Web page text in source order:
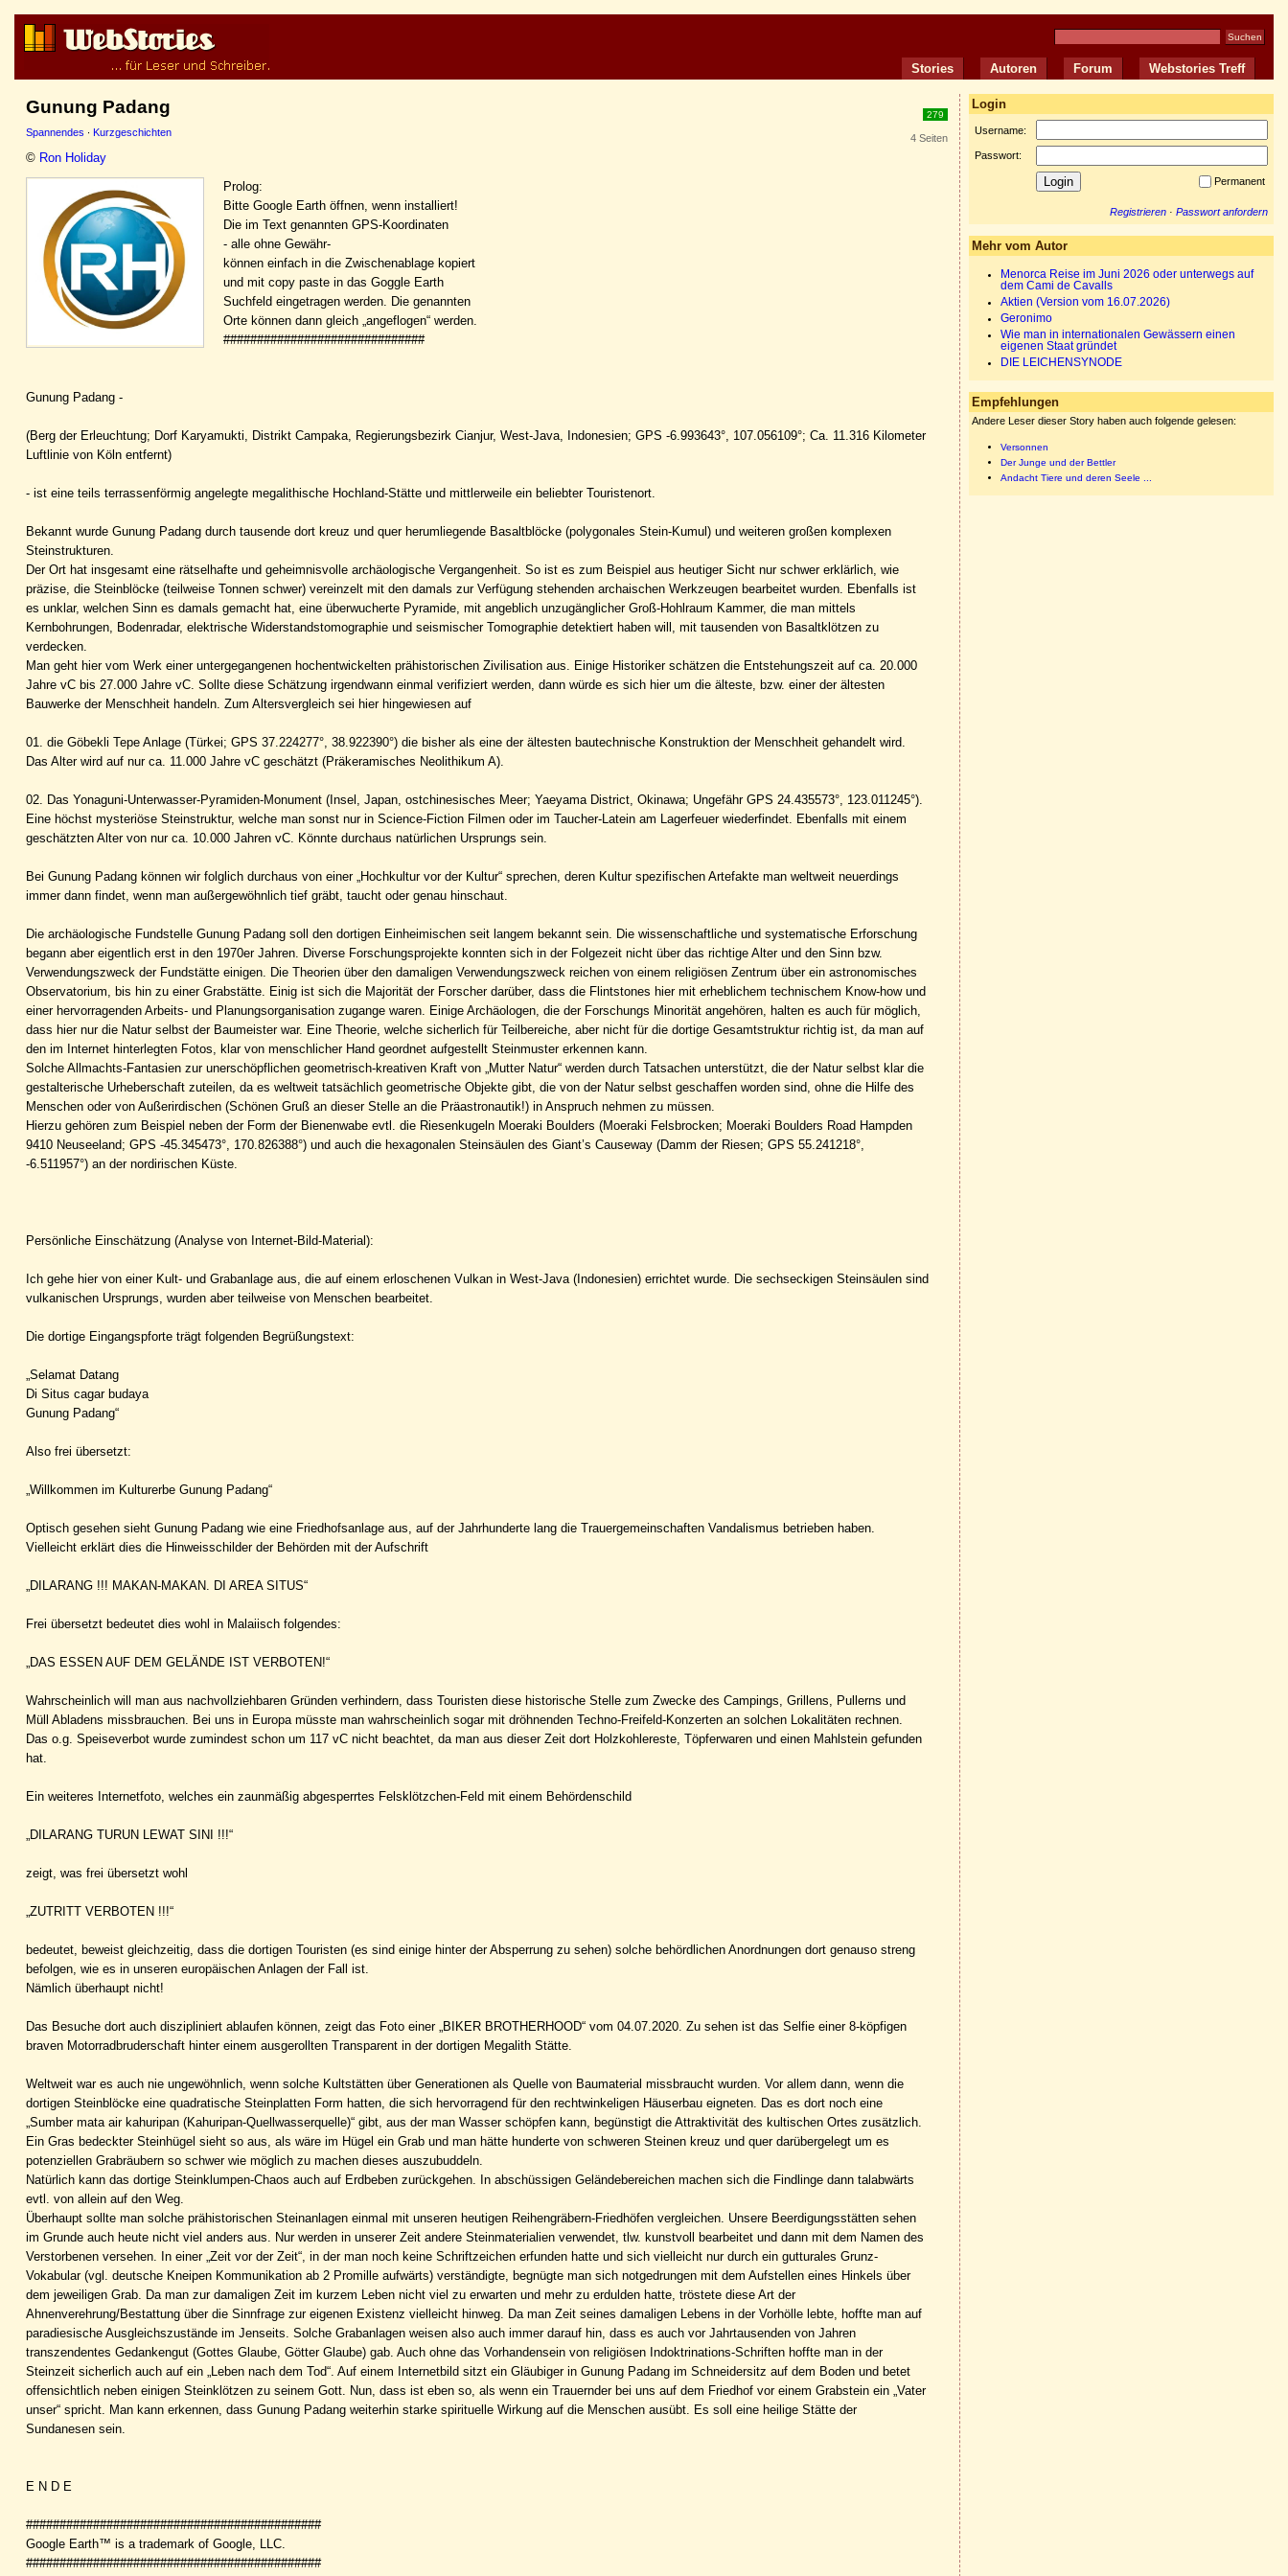
Stories Autoren Forum Webstories Treff
279
4 Seiten
Gunung Padang
Spannendes · Kurzgeschichten
© Ron Holiday
Prolog:
Bitte Google Earth öffnen, wenn installiert!
Die im Text genannten GPS-Koordinaten
- alle ohne Gewähr-
können einfach in die Zwischenablage kopiert
und mit copy paste in das Goggle Earth
Suchfeld eingetragen werden. Die genannten
Orte können dann gleich „angeflogen“ werden.
##############################
Gunung Padang -
(Berg der Erleuchtung; Dorf Karyamukti, Distrikt Campaka, Regierungsbezirk Cianjur, West-Java, Indonesien; GPS -6.993643°, 107.056109°; Ca. 11.316 Kilometer
Luftlinie von Köln entfernt)
- ist eine teils terrassenförmig angelegte megalithische Hochland-Stätte und mittlerweile ein beliebter Touristenort.
Bekannt wurde Gunung Padang durch tausende dort kreuz und quer herumliegende Basaltblöcke (polygonales Stein-Kumul) und weiteren großen komplexen
Steinstrukturen.
Der Ort hat insgesamt eine rätselhafte und geheimnisvolle archäologische Vergangenheit. So ist es zum Beispiel aus heutiger Sicht nur schwer erklärlich, wie
präzise, die Steinblöcke (teilweise Tonnen schwer) vereinzelt mit den damals zur Verfügung stehenden archaischen Werkzeugen bearbeitet wurden. Ebenfalls ist
es unklar, welchen Sinn es damals gemacht hat, eine überwucherte Pyramide, mit angeblich unzugänglicher Groß-Hohlraum Kammer, die man mittels
Kernbohrungen, Bodenradar, elektrische Widerstandstomographie und seismischer Tomographie detektiert haben will, mit tausenden von Basaltklötzen zu
verdecken.
Man geht hier vom Werk einer untergegangenen hochentwickelten prähistorischen Zivilisation aus. Einige Historiker schätzen die Entstehungszeit auf ca. 20.000
Jahre vC bis 27.000 Jahre vC. Sollte diese Schätzung irgendwann einmal verifiziert werden, dann würde es sich hier um die älteste, bzw. einer der ältesten
Bauwerke der Menschheit handeln. Zum Altersvergleich sei hier hingewiesen auf
01. die Göbekli Tepe Anlage (Türkei; GPS 37.224277°, 38.922390°) die bisher als eine der ältesten bautechnische Konstruktion der Menschheit gehandelt wird.
Das Alter wird auf nur ca. 11.000 Jahre vC geschätzt (Präkeramisches Neolithikum A).
02. Das Yonaguni-Unterwasser-Pyramiden-Monument (Insel, Japan, ostchinesisches Meer; Yaeyama District, Okinawa; Ungefähr GPS 24.435573°, 123.011245°).
Eine höchst mysteriöse Steinstruktur, welche man sonst nur in Science-Fiction Filmen oder im Taucher-Latein am Lagerfeuer wiederfindet. Ebenfalls mit einem
geschätzten Alter von nur ca. 10.000 Jahren vC. Könnte durchaus natürlichen Ursprungs sein.
Bei Gunung Padang können wir folglich durchaus von einer „Hochkultur vor der Kultur“ sprechen, deren Kultur spezifischen Artefakte man weltweit neuerdings
immer dann findet, wenn man außergewöhnlich tief gräbt, taucht oder genau hinschaut.
Die archäologische Fundstelle Gunung Padang soll den dortigen Einheimischen seit langem bekannt sein. Die wissenschaftliche und systematische Erforschung
begann aber eigentlich erst in den 1970er Jahren. Diverse Forschungsprojekte konnten sich in der Folgezeit nicht über das richtige Alter und den Sinn bzw.
Verwendungszweck der Fundstätte einigen. Die Theorien über den damaligen Verwendungszweck reichen von einem religiösen Zentrum über ein astronomisches
Observatorium, bis hin zu einer Grabstätte. Einig ist sich die Majorität der Forscher darüber, dass die Flintstones hier mit erheblichem technischem Know-how und
einer hervorragenden Arbeits- und Planungsorganisation zugange waren. Einige Archäologen, die der Forschungs Minorität angehören, halten es auch für möglich,
dass hier nur die Natur selbst der Baumeister war. Eine Theorie, welche sicherlich für Teilbereiche, aber nicht für die dortige Gesamtstruktur richtig ist, da man auf
den im Internet hinterlegten Fotos, klar von menschlicher Hand geordnet aufgestellt Steinmuster erkennen kann.
Solche Allmachts-Fantasien zur unerschöpflichen geometrisch-kreativen Kraft von „Mutter Natur“ werden durch Tatsachen unterstützt, die der Natur selbst klar die
gestalterische Urheberschaft zuteilen, da es weltweit tatsächlich geometrische Objekte gibt, die von der Natur selbst geschaffen worden sind, ohne die Hilfe des
Menschen oder von Außerirdischen (Schönen Gruß an dieser Stelle an die Präastronautik!) in Anspruch nehmen zu müssen.
Hierzu gehören zum Beispiel neben der Form der Bienenwabe evtl. die Riesenkugeln Moeraki Boulders (Moeraki Felsbrocken; Moeraki Boulders Road Hampden
9410 Neuseeland; GPS -45.345473°, 170.826388°) und auch die hexagonalen Steinsäulen des Giant’s Causeway (Damm der Riesen; GPS 55.241218°,
-6.511957°) an der nordirischen Küste.
Persönliche Einschätzung (Analyse von Internet-Bild-Material):
Ich gehe hier von einer Kult- und Grabanlage aus, die auf einem erloschenen Vulkan in West-Java (Indonesien) errichtet wurde. Die sechseckigen Steinsäulen sind
vulkanischen Ursprungs, wurden aber teilweise von Menschen bearbeitet.
Die dortige Eingangspforte trägt folgenden Begrüßungstext:
„Selamat Datang
Di Situs cagar budaya
Gunung Padang“
Also frei übersetzt:
„Willkommen im Kulturerbe Gunung Padang“
Optisch gesehen sieht Gunung Padang wie eine Friedhofsanlage aus, auf der Jahrhunderte lang die Trauergemeinschaften Vandalismus betrieben haben.
Vielleicht erklärt dies die Hinweisschilder der Behörden mit der Aufschrift
„DILARANG !!! MAKAN-MAKAN. DI AREA SITUS“
Frei übersetzt bedeutet dies wohl in Malaiisch folgendes:
„DAS ESSEN AUF DEM GELÄNDE IST VERBOTEN!“
Wahrscheinlich will man aus nachvollziehbaren Gründen verhindern, dass Touristen diese historische Stelle zum Zwecke des Campings, Grillens, Pullerns und
Müll Abladens missbrauchen. Bei uns in Europa müsste man wahrscheinlich sogar mit dröhnenden Techno-Freifeld-Konzerten an solchen Lokalitäten rechnen.
Das o.g. Speiseverbot wurde zumindest schon um 117 vC nicht beachtet, da man aus dieser Zeit dort Holzkohlereste, Töpferwaren und einen Mahlstein gefunden
hat.
Ein weiteres Internetfoto, welches ein zaunmäßig abgesperrtes Felsklötzchen-Feld mit einem Behördenschild
„DILARANG TURUN LEWAT SINI !!!“
zeigt, was frei übersetzt wohl
„ZUTRITT VERBOTEN !!!“
bedeutet, beweist gleichzeitig, dass die dortigen Touristen (es sind einige hinter der Absperrung zu sehen) solche behördlichen Anordnungen dort genauso streng
befolgen, wie es in unseren europäischen Anlagen der Fall ist.
Nämlich überhaupt nicht!
Das Besuche dort auch diszipliniert ablaufen können, zeigt das Foto einer „BIKER BROTHERHOOD“ vom 04.07.2020. Zu sehen ist das Selfie einer 8-köpfigen
braven Motorradbruderschaft hinter einem ausgerollten Transparent in der dortigen Megalith Stätte.
Weltweit war es auch nie ungewöhnlich, wenn solche Kultstätten über Generationen als Quelle von Baumaterial missbraucht wurden. Vor allem dann, wenn die
dortigen Steinblöcke eine quadratische Steinplatten Form hatten, die sich hervorragend für den rechtwinkeligen Häuserbau eigneten. Das es dort noch eine
„Sumber mata air kahuripan (Kahuripan-Quellwasserquelle)“ gibt, aus der man Wasser schöpfen kann, begünstigt die Attraktivität des kultischen Ortes zusätzlich.
Ein Gras bedeckter Steinhügel sieht so aus, als wäre im Hügel ein Grab und man hätte hunderte von schweren Steinen kreuz und quer darübergelegt um es
potenziellen Grabräubern so schwer wie möglich zu machen dieses auszubuddeln.
Natürlich kann das dortige Steinklumpen-Chaos auch auf Erdbeben zurückgehen. In abschüssigen Geländebereichen machen sich die Findlinge dann talabwärts
evtl. von allein auf den Weg.
Überhaupt sollte man solche prähistorischen Steinanlagen einmal mit unseren heutigen Reihengräbern-Friedhöfen vergleichen. Unsere Beerdigungsstätten sehen
im Grunde auch heute nicht viel anders aus. Nur werden in unserer Zeit andere Steinmaterialien verwendet, tlw. kunstvoll bearbeitet und dann mit dem Namen des
Verstorbenen versehen. In einer „Zeit vor der Zeit“, in der man noch keine Schriftzeichen erfunden hatte und sich vielleicht nur durch ein gutturales Grunz-
Vokabular (vgl. deutsche Kneipen Kommunikation ab 2 Promille aufwärts) verständigte, begnügte man sich notgedrungen mit dem Aufstellen eines Hinkels über
dem jeweiligen Grab. Da man zur damaligen Zeit im kurzem Leben nicht viel zu erwarten und mehr zu erdulden hatte, tröstete diese Art der
Ahnenverehrung/Bestattung über die Sinnfrage zur eigenen Existenz vielleicht hinweg. Da man Zeit seines damaligen Lebens in der Vorhölle lebte, hoffte man auf
paradiesische Ausgleichszustände im Jenseits. Solche Grabanlagen weisen also auch immer darauf hin, dass es auch vor Jahrtausenden von Jahren
transzendentes Gedankengut (Gottes Glaube, Götter Glaube) gab. Auch ohne das Vorhandensein von religiösen Indoktrinations-Schriften hoffte man in der
Steinzeit sicherlich auch auf ein „Leben nach dem Tod“. Auf einem Internetbild sitzt ein Gläubiger in Gunung Padang im Schneidersitz auf dem Boden und betet
offensichtlich neben einigen Steinklötzen zu seinem Gott. Nun, dass ist eben so, als wenn ein Trauernder bei uns auf dem Friedhof vor einem Grabstein ein „Vater
unser“ spricht. Man kann erkennen, dass Gunung Padang weiterhin starke spirituelle Wirkung auf die Menschen ausübt. Es soll eine heilige Stätte der
Sundanesen sein.
E N D E
############################################
Google Earth™ is a trademark of Google, LLC.
############################################
Login
Username:
Passwort:
Permanent
Registrieren · Passwort anfordern
Mehr vom Autor
Menorca Reise im Juni 2026 oder unterwegs auf
dem Cami de Cavalls
Aktien (Version vom 16.07.2026)
Geronimo
Wie man in internationalen Gewässern einen
eigenen Staat gründet
DIE LEICHENSYNODE
Empfehlungen
Andere Leser dieser Story haben auch folgende gelesen:
Versonnen
Der Junge und der Bettler
Andacht Tiere und deren Seele ...